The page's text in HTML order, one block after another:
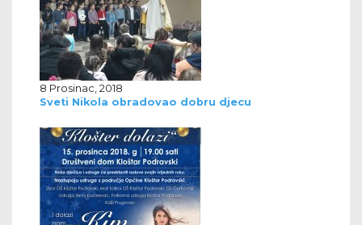
8 Prosinac, 2018
Sveti Nikola obradovao dobru djecu